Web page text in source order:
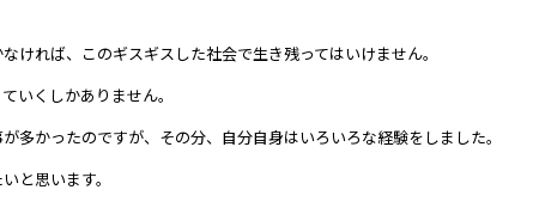
ければ、このギスギスした社会で生き残ってはいけません。
いくしかありません。
多かったのですが、その分、自分自身はいろいろな経験をしました。
と思います。